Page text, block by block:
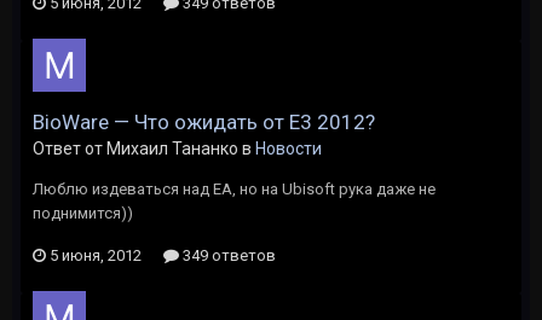
BioWare — Что ожидать от Е3 2012?
Ответ от Михаил Тананко в Новости
Люблю издеваться над ЕА, но на Ubisoft рука даже не
поднимится))
5 июня, 2012 349 ответов